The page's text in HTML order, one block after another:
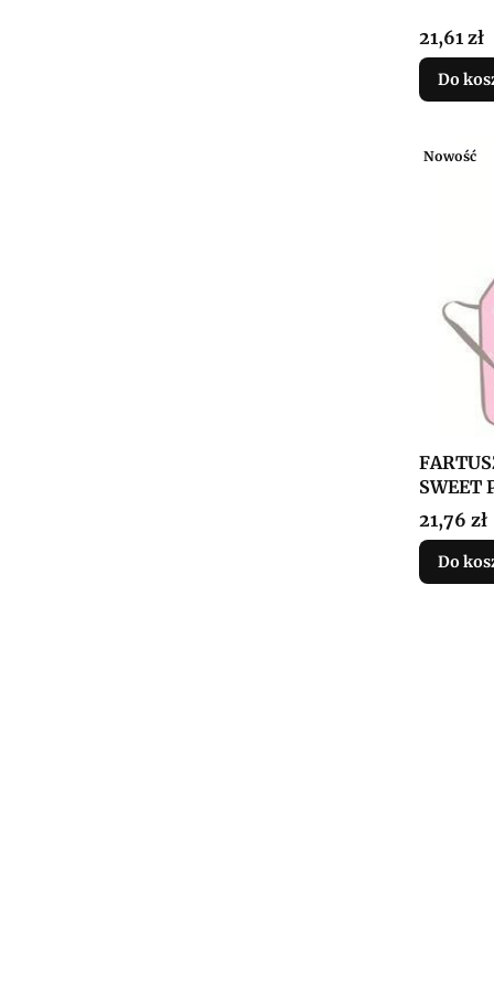
Cena
21,61 zł
Do
Nowość
SWEET
Cena
21,76 zł
Do